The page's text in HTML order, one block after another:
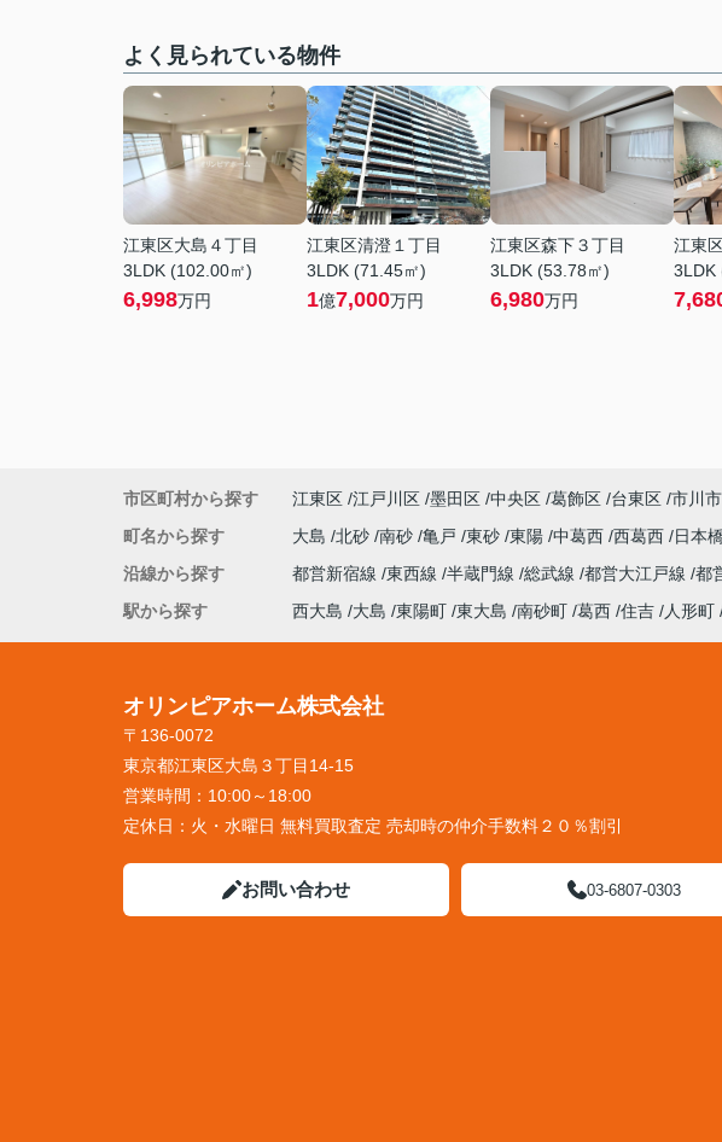
よく見られている物件
江東区大島４丁目
3LDK (102.00㎡)
6,998万円
江東区清澄１丁目
3LDK (71.45㎡)
1億7,000万円
江東区森下３丁目
3LDK (53.78㎡)
6,980万円
江東
3LDK
市区町村から探す 江東区 江戸川区 墨田区 中央区 葛飾区 台東区 市川市
町名から探す
大島 北砂 南砂 亀戸 東砂 東陽 中葛西 西葛西 日本
沿線から探す
都営新宿線 東西線 半蔵門線 総武線 都営大江戸線 都
駅から探す
西大島 大島 東陽町 東大島 南砂町 葛西 住吉 人形町
オリンピアホーム株式会社
〒136-0072
東京都江東区大島３丁目14-15
営業時間： 10:00～18:00
定休日： 火・水曜日 無料買取査定 売却時の仲介手数料２０％割引
お問い合わせ 03-6807-0303